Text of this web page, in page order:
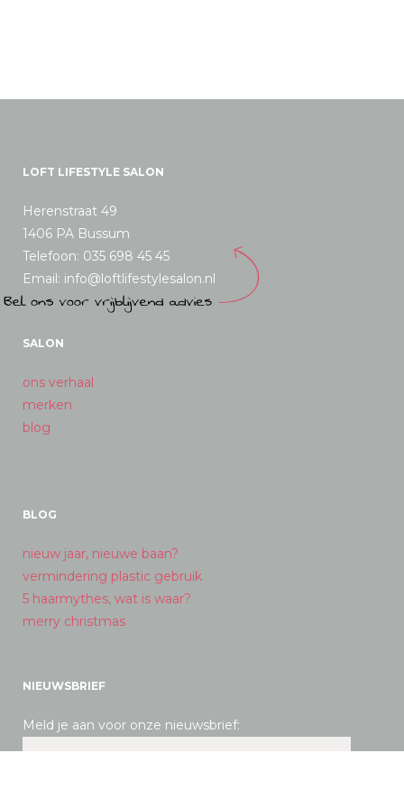
LOFT LIFESTYLE SALON
Herenstraat 49
1406 PA Bussum
Telefoon: 035 698 45 45
Email: info@loftlifestylesalon.nl
SALON
ons verhaal
merken
blog
BLOG
nieuw jaar, nieuwe baan?
vermindering plastic gebruik
5 haarmythes, wat is waar?
merry christmas
NIEUWSBRIEF
Meld je aan voor onze nieuwsbrief: